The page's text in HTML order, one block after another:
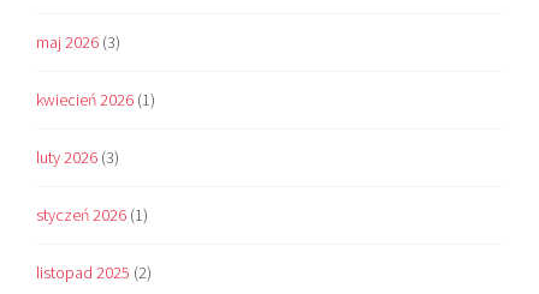
maj 2026 (3)
kwiecień 2026 (1)
luty 2026 (3)
styczeń 2026 (1)
listopad 2025 (2)